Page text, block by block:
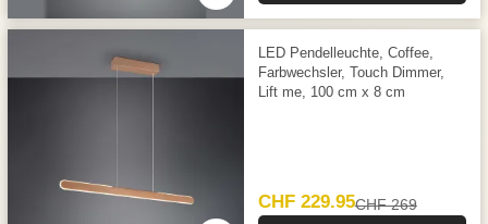
LED Pendelleuchte, Coffee,
Farbwechsler, Touch Dimmer,
Lift me, 100 cm x 8 cm
CHF 229.95CHF 269